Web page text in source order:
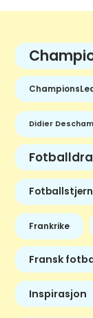
Didier
Frankrike
Fransk
Inspirasjon